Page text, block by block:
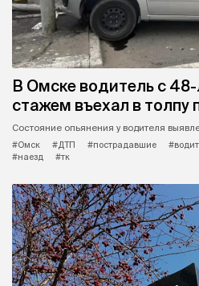
В Омске водитель с
стажем въехал в толпу
Состояние опьянения у водителя
#Омск
#ДТП #пострадавшие
#наезд
#тк